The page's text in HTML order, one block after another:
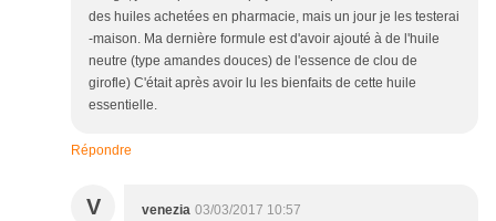
des huiles achetées en pharmacie, mais un jour je les testerai
-maison. Ma dernière formule est d'avoir ajouté à de l'huile
neutre (type amandes douces) de l'essence de clou de
girofle) C'était après avoir lu les bienfaits de cette huile
essentielle.
Répondre
V venezia 03/03/2017 10:57